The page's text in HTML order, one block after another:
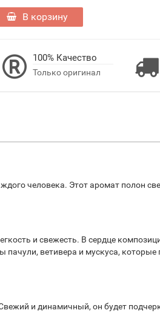
В корзину
100% Качество
Только оригинал
человека. Этот аромат полон
и свежесть. В сердце
ветивера и мускуса, которые
и динамичный, он будет